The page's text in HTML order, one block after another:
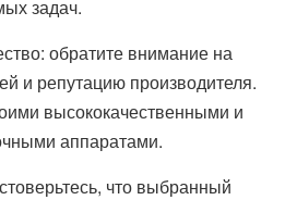
задач.
обратите внимание на
и репутацию производителя.
высококачественными и
аппаратами.
что выбранный